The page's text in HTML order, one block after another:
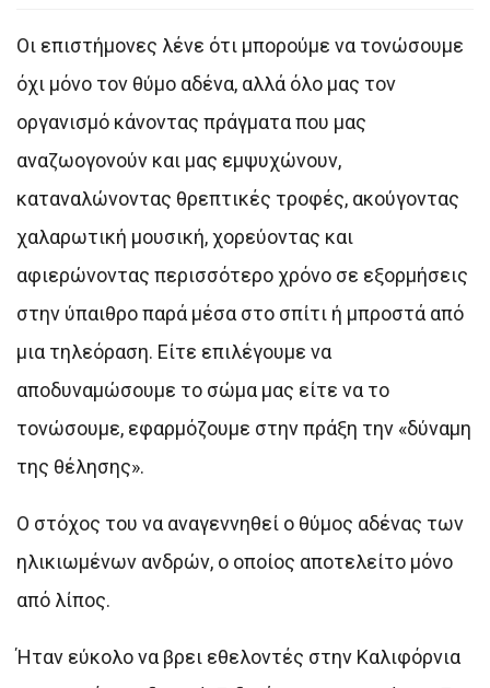
Οι επιστήμονες λένε ότι μπορούμε να τονώσουμε
όχι μόνο τον θύμο αδένα, αλλά όλο μας τον
οργανισμό κάνοντας πράγματα που μας
αναζωογονούν και μας εμψυχώνουν,
καταναλώνοντας θρεπτικές τροφές, ακούγοντας
χαλαρωτική μουσική, χορεύοντας και
αφιερώνοντας περισσότερο χρόνο σε εξορμήσεις
στην ύπαιθρο παρά μέσα στο σπίτι ή μπροστά από
μια τηλεόραση. Είτε επιλέγουμε να
αποδυναμώσουμε το σώμα μας είτε να το
τονώσουμε, εφαρμόζουμε στην πράξη την «δύναμη
της θέλησης».
Ο στόχος του να αναγεννηθεί ο θύμος αδένας των
ηλικιωμένων ανδρών, ο οποίος αποτελείτο μόνο
από λίπος.
Ήταν εύκολο να βρει εθελοντές στην Καλιφόρνια